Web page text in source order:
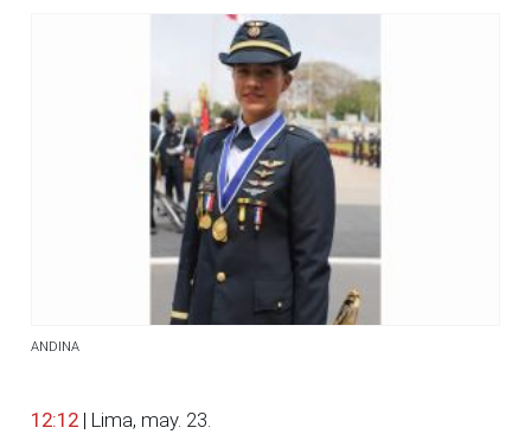
ANDINA
12:12 | Lima, may. 23.